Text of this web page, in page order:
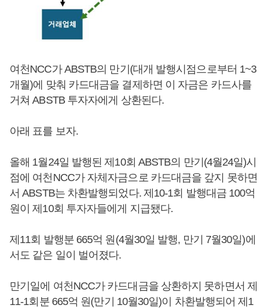
여천NCC가 ABSTB의 만기(대개 발행시점으로부터 1~3
개월)에 맞춰 카드대금을 결제하면 이 자금은 카드사를
거쳐 ABSTB 투자자에게 상환된다.
아래 표를 보자.
올해 1월24일 발행된 제10회 ABSTB의 만기(4월24일)시
점에 여천NCC가 자체자금으로 카드대금을 갚지 못하면
서 ABSTB는 차환발행되었다. 제10-1회 발행대금 100억
원이 제10회 투자자들에게 지급됐다.
제11회 발행분 665억 원(4월30일 발행, 만기 7월30일)에
서도 같은 일이 벌어졌다.
만기일에 여천NCC가 카드대금을 상환하지 못하면서 제
11-1회분 665억 원(만기 10월30일)이 차환발행되어 제1